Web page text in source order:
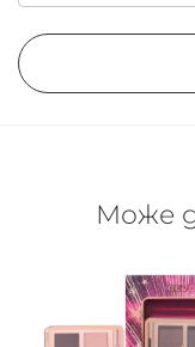
Може